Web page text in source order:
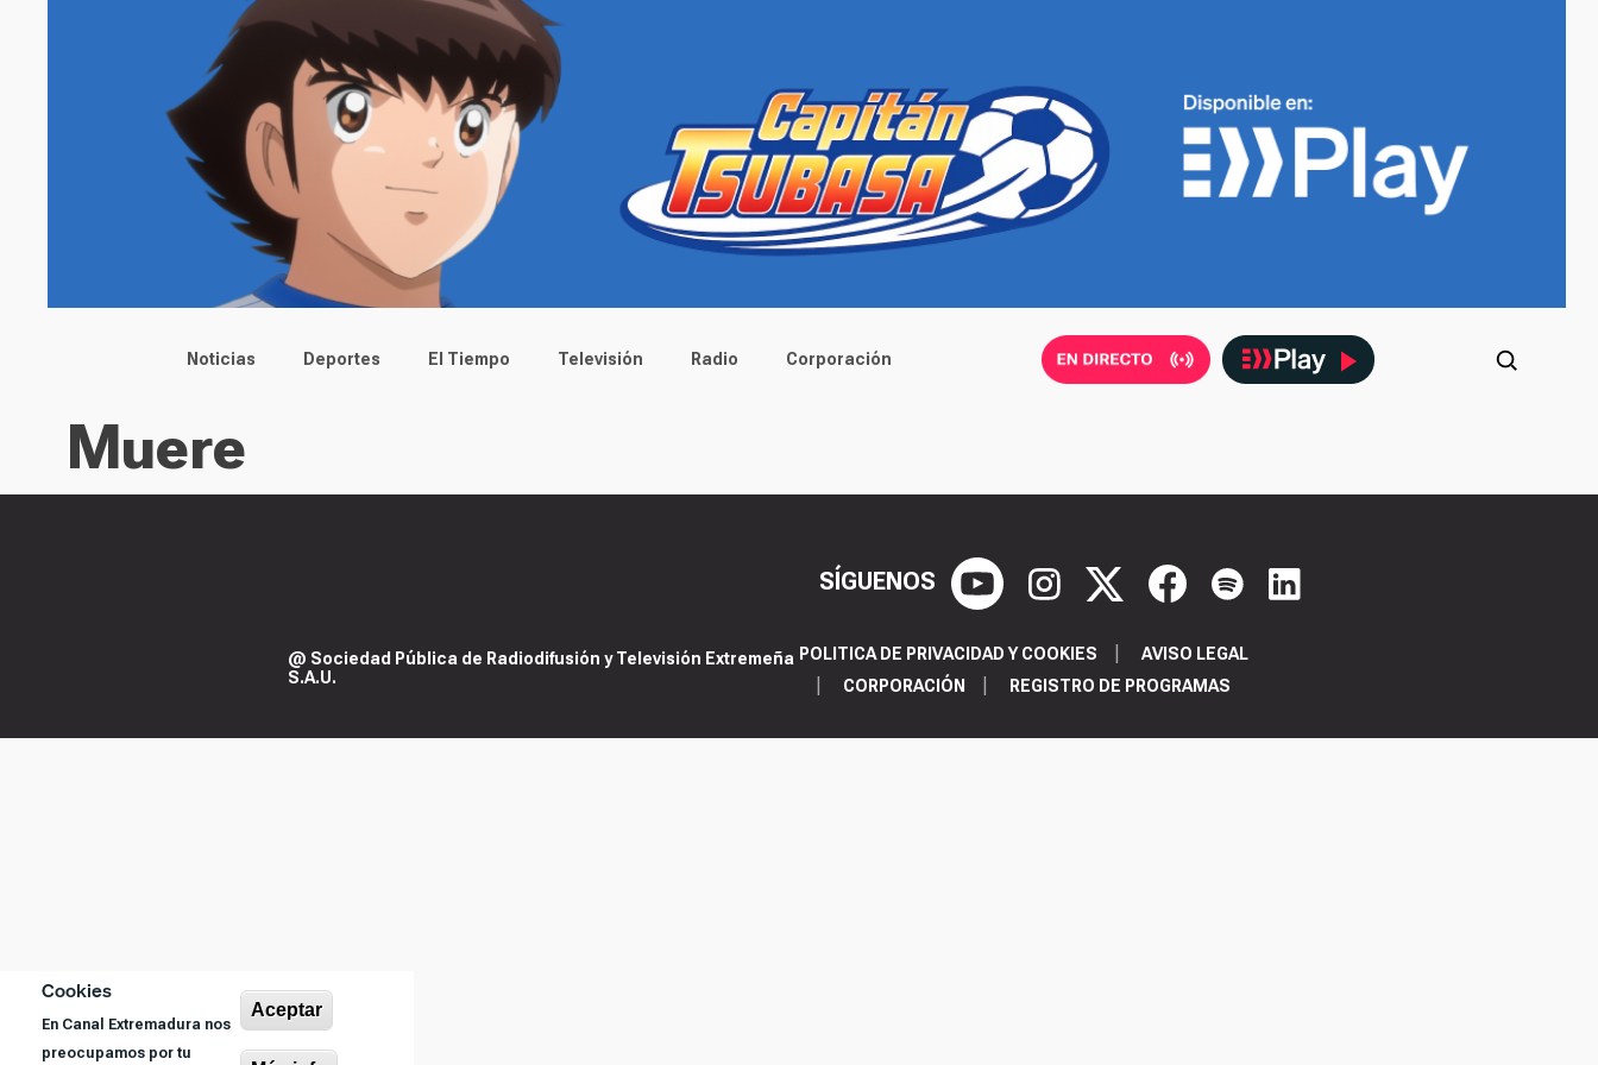
Cookies
En Canal Extremadura nos
preocupamos por tu
Aceptar
Main menu
Noticias Deportes El Tiempo Televisión Radio Corporación
Muere
SÍGUENOS
@ Sociedad Pública de Radiodifusión y Televisión Extremeña
S.A.U.
POLITICA DE PRIVACIDAD Y COOKIES
AVISO LEGAL
CORPORACIÓN
REGISTRO DE PROGRAMAS